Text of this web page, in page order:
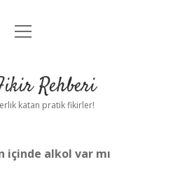
Anasayfa
Uyarı
menüyü
Rehberi
katan pratik fikirler!
içinde alkol var mı